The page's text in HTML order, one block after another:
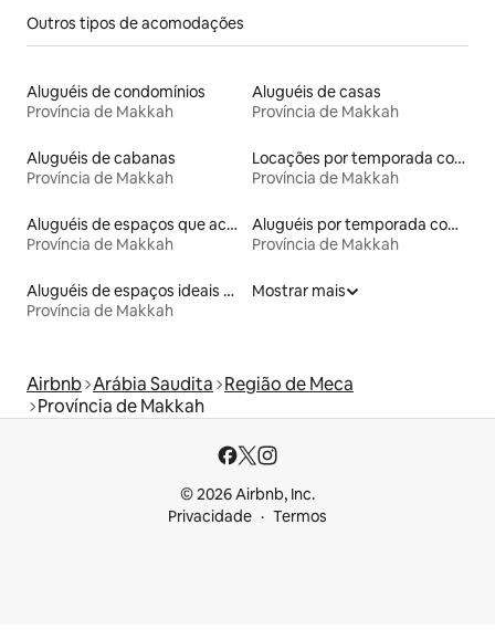
Outros tipos de acomodações
Aluguéis de condomínios
Província de Makkah
Aluguéis de casas
Província de Makkah
Aluguéis de cabanas
Província de Makkah
Locações por temporada com piscina
Província de Makkah
Aluguéis de espaços que aceitam animais de estimação
Província de Makkah
Aluguéis por temporada com banheira de hidromassagem
Província de Makkah
Aluguéis de espaços ideais para famílias
Província de Makkah
Mostrar mais
Airbnb Arábia Saudita Região de Meca
Província de Makkah
© 2026 Airbnb, Inc.
Privacidade
Termos